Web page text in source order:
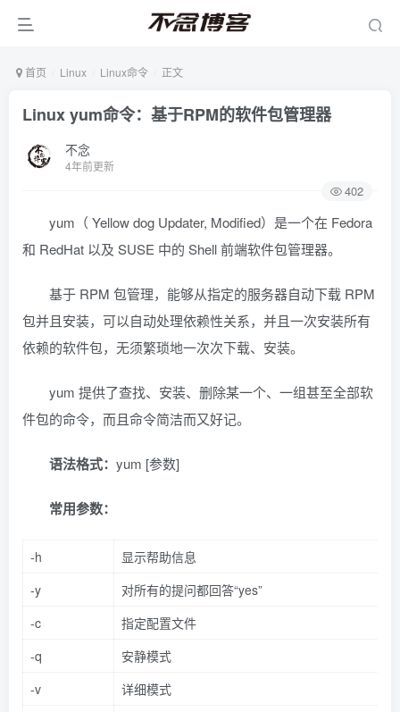
首页 Linux Linux命令 正文
Linux yum命令：基于RPM的软件包管理器
不念
4年前更新
402
yum（ Yellow dog Updater, Modified）是一个在 Fedora
和 RedHat 以及 SUSE 中的 Shell 前端软件包管理器。
基于 RPM 包管理，能够从指定的服务器自动下载 RPM
包并且安装，可以自动处理依赖性关系，并且一次安装所有
依赖的软件包，无须繁琐地一次次下载、安装。
yum 提供了查找、安装、删除某一个、一组甚至全部软
件包的命令，而且命令简洁而又好记。
语法格式： yum [参数]
常用参数：
-h
显示帮助信息
-y
对所有的提问都回答“yes”
-c
指定配置文件
-q
安静模式
-v
详细模式